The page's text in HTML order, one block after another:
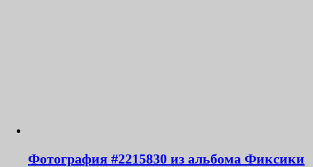
Фотография #2215830 из альбома Фиксики